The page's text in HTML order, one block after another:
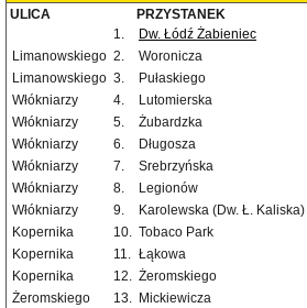
ULICA PRZYSTANEK
1.
Dw. Łódź Żabieniec
Limanowskiego 2.
Woronicza
Limanowskiego 3.
Pułaskiego
Włókniarzy
4.
Lutomierska
Włókniarzy
5.
Żubardzka
Włókniarzy
6.
Długosza
Włókniarzy
7.
Srebrzyńska
Włókniarzy
8.
Legionów
Włókniarzy
9.
Karolewska (Dw. Ł. Kaliska)
Kopernika
10. Tobaco Park
Kopernika
11. Łąkowa
Kopernika
12. Żeromskiego
Żeromskiego
13. Mickiewicza